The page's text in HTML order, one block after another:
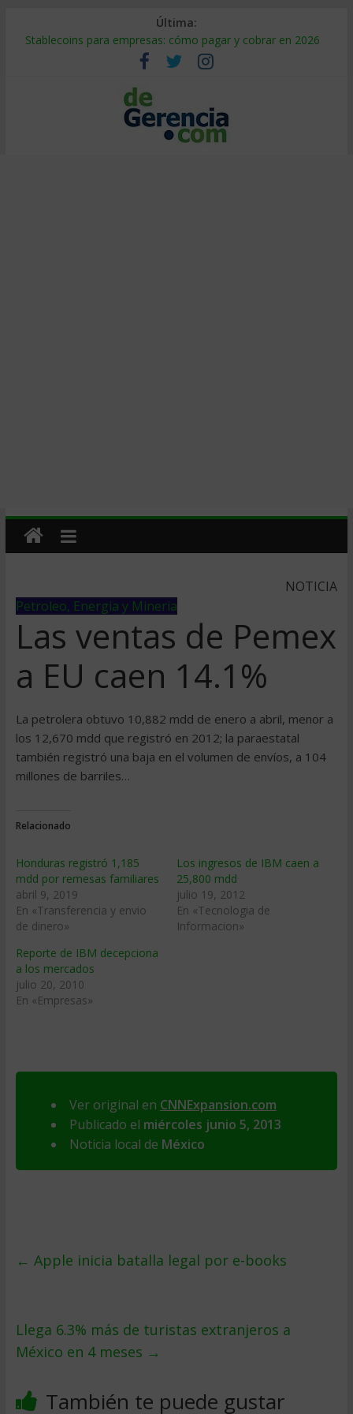
Última:
Stablecoins para empresas: cómo pagar y cobrar en 2026
Despido silencioso: qué es y por qué sale tan caro
IA en selección de personal: cómo auditarla a tiempo
Trabajo forzoso en la cadena de suministro: qué hacer
Mercado hispano de EE. UU.: cómo segmentarlo y venderle
NOTICIA
Petroleo, Energia y Mineria
Las ventas de Pemex
a EU caen 14.1%
La petrolera obtuvo 10,882 mdd de enero a abril, menor a
los 12,670 mdd que registró en 2012; la paraestatal
también registró una baja en el volumen de envíos, a 104
millones de barriles…
Relacionado
Honduras registró 1,185
mdd por remesas familiares
abril 9, 2019
En «Transferencia y envio
de dinero»
Los ingresos de IBM caen a
25,800 mdd
julio 19, 2012
En «Tecnologia de
Informacion»
Reporte de IBM decepciona
a los mercados
julio 20, 2010
En «Empresas»
Ver original en CNNExpansion.com
Publicado el miércoles junio 5, 2013
Noticia local de México
← Apple inicia batalla legal por e-books
Llega 6.3% más de turistas extranjeros a
México en 4 meses →
También te puede gustar